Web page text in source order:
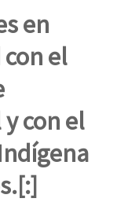
a Humanidade”(As
(As populações
en
el
con el